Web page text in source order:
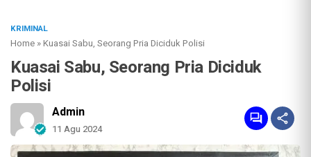
KRIMINAL
Home »Kuasai Sabu, Seorang Pria Diciduk Polisi
Kuasai Sabu, Seorang Pria Diciduk
Polisi
Admin
11 Agu 2024